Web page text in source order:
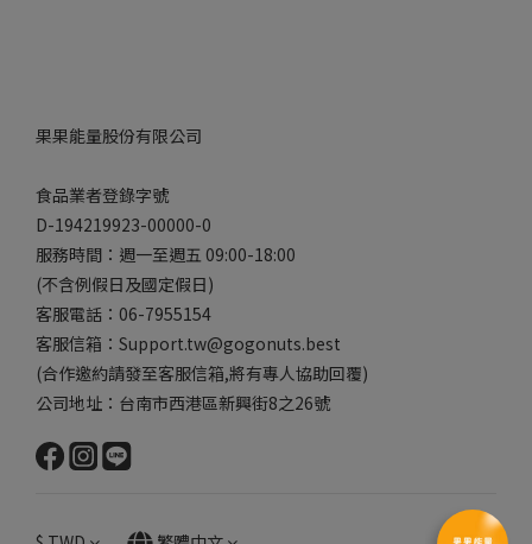
果果能量股份有限公司
食品業者登錄字號
D-194219923-00000-0
服務時間：週一至週五 09:00-18:00
(不含例假日及國定假日)
客服電話：06-7955154
客服信箱：Support.tw@gogonuts.best
(合作邀約請發至客服信箱,將有專人協助回覆)
公司地址：台南市西港區新興街8之26號